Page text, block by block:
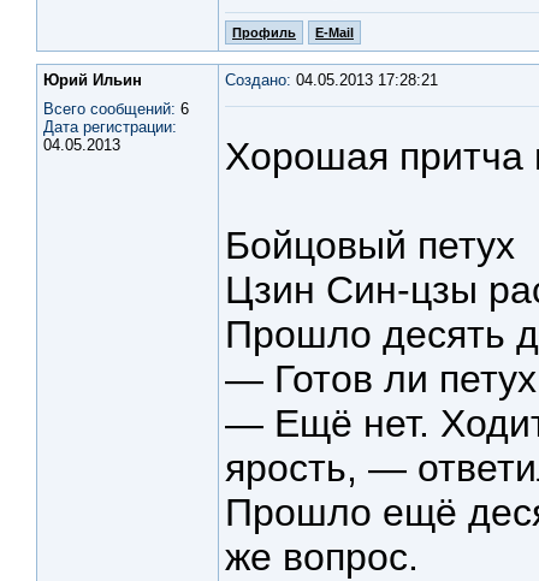
Профиль E-Mail
Юрий Ильин
Всего сообщений: 6
Дата регистрации:
04.05.2013
Создано: 04.05.2013 17:28:21
Хорошая притча
Бойцовый петух
Цзин Син-цзы
Прошло десять
— Готов ли
— Ещё нет.
ярость, —
Прошло ещё
же вопрос.